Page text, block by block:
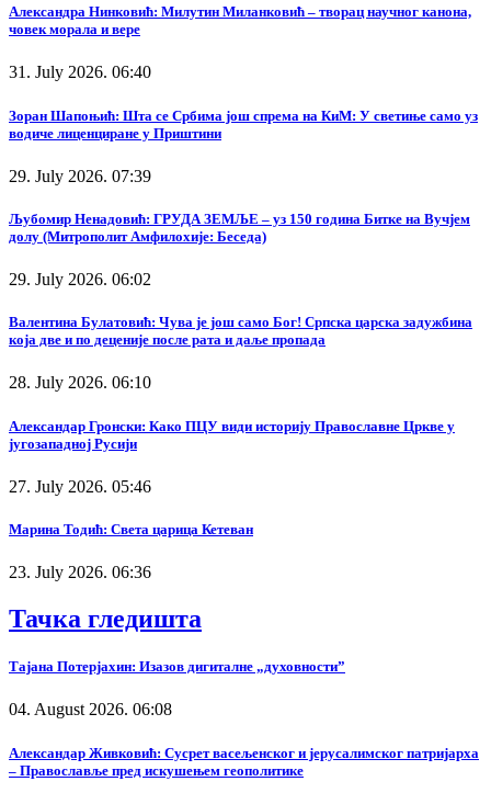
Александра Нинковић: Милутин Миланковић – творац научног канона,
човек морала и вере
31. July 2026. 06:40
Зоран Шапоњић: Шта се Србима још спрема на КиМ: У светиње само уз
водиче лиценциране у Приштини
29. July 2026. 07:39
Љубомир Ненадовић: ГРУДА ЗЕМЉЕ – уз 150 година Битке на Вучјем
долу (Митрополит Амфилохије: Беседа)
29. July 2026. 06:02
Валентина Булатовић: Чува је још само Бог! Српска царска задужбина
која две и по деценије после рата и даље пропада
28. July 2026. 06:10
Александар Гронски: Како ПЦУ види историју Православне Цркве у
југозападној Русији
27. July 2026. 05:46
Марина Тодић: Света царица Кетеван
23. July 2026. 06:36
Тачка гледишта
Тајана Потерјахин: Изазов дигиталне „духовности”
04. August 2026. 06:08
Александар Живковић: Сусрет васељенског и јерусалимског патријарха
– Православље пред искушењем геополитике